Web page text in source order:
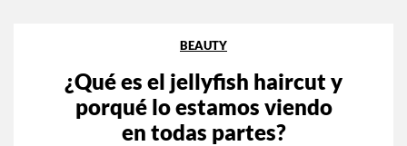
BEAUTY
¿Qué es el jellyfish haircut y
porqué lo estamos viendo
en todas partes?